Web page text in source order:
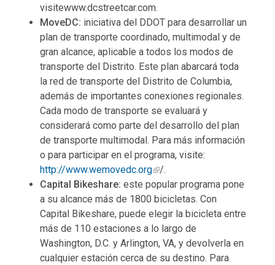
visitewww.dcstreetcar.com.
MoveDC: iniciativa del DDOT para desarrollar un
plan de transporte coordinado, multimodal y de
gran alcance, aplicable a todos los modos de
transporte del Distrito. Este plan abarcará toda
la red de transporte del Distrito de Columbia,
además de importantes conexiones regionales.
Cada modo de transporte se evaluará y
considerará como parte del desarrollo del plan
de transporte multimodal. Para más información
o para participar en el programa, visite:
http://www.wemovedc.org
/.
Capital Bikeshare: este popular programa pone
a su alcance más de 1800 bicicletas. Con
Capital Bikeshare, puede elegir la bicicleta entre
más de 110 estaciones a lo largo de
Washington, D.C. y Arlington, VA, y devolverla en
cualquier estación cerca de su destino. Para